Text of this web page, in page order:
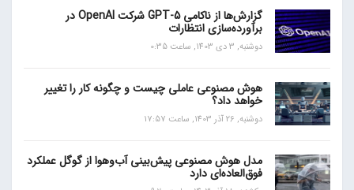
گزارش‌ها از ناکامی GPT-5 شرکت OpenAI در
برآورده‌سازی انتظارات
دوشنبه, 3 دی 1403, ساعت 0:35
هوش مصنوعی عاملی چیست و چگونه کار را تغییر
خواهد داد؟
دوشنبه, 26 آذر 1403, ساعت 17:57
مدل هوش مصنوعی پیش‌بینی آب‌و‌هوا از گوگل عملکرد
فوق‌العاده‌ای دارد